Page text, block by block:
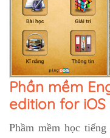
Phần mềm
edition for
Phầm mềm học